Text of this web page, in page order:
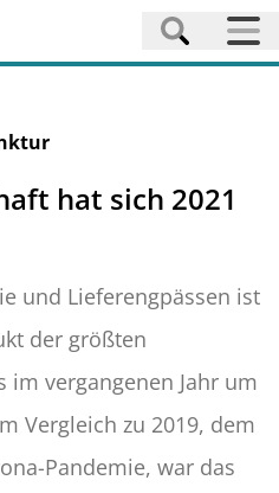
hat sich 2021
und Lieferengpässen ist
der größten
im vergangenen Jahr um
Vergleich zu 2019, dem
Pandemie, war das